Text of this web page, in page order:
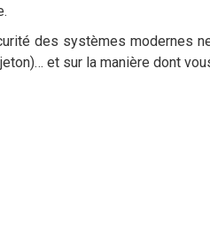
des systèmes modernes
et sur la manière dont